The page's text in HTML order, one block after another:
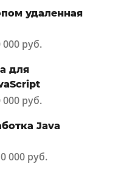
удаленная
000 руб.
для
000 руб.
Java
000 руб.